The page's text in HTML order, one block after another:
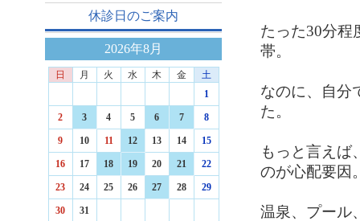
休診日のご案内
2026年8月
日 月 火 水 木 金
土
1
2 3 4 5 6 7 8
9 10 11 12 13 14 15
16 17 18 19 20 21 22
23 24 25 26 27 28 29
30 31
たった30分程
帯。
なのに、自分
た。
もっと言えば
のが心配要因
温泉、プール